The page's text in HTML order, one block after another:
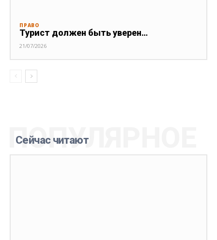
ПРАВО
Турист должен быть уверен…
21/07/2026
Сейчас читают
ПОПУЛЯРНОЕ